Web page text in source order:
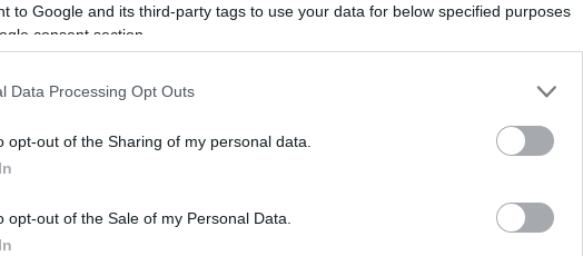
to Google and its third-party tags to use your data for below specified purposes
consent section.
Data Processing Opt Outs
opt-out of the Sharing of my personal data.
opt-out of the Sale of my Personal Data.
Predazzo, og i lys av Runar Skaug Mathisens soloseier i
at jeg skal ikke vinne. Min oppgave er å bruke mest mulig
Der skulle ikke jeg ha noen krefter igjen. Så jeg
til:
meg faktisk aldri. Jeg hadde ikke fått noen gode
langt det var til de bak eller hva som foregikk der.